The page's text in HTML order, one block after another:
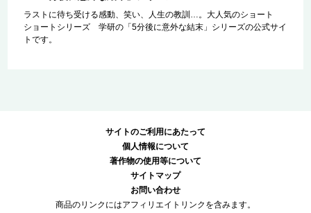
ラストに待ち受ける感動、笑い、人生の教訓…。大人気のショート
ショートシリーズ 学研の「5分後に意外な結末」シリーズの公式サイ
トです。
サイトのご利用にあたって
個人情報について
著作物の使用等について
サイトマップ
お問い合わせ
商品のリンクにはアフィリエイトリンクを含みます。